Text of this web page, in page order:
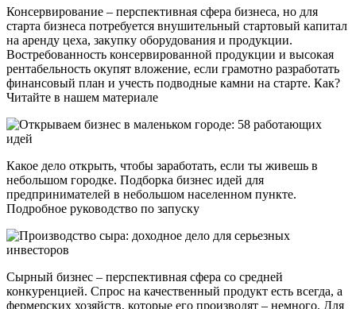
Консервирование – перспективная сфера бизнеса, но для
старта бизнеса потребуется внушительный стартовый капитал
на аренду цеха, закупку оборудования и продукции.
Востребованность консервированной продукции и высокая
рентабельность окупят вложение, если грамотно разработать
финансовый план и учесть подводные камни на старте. Как?
Читайте в нашем материале
Какое дело открыть, чтобы заработать, если ты живешь в
небольшом городке. Подборка бизнес идей для
предпринимателей в небольшом населенном пункте.
Подробное руководство по запуску
Сырный бизнес – перспективная сфера со средней
конкуренцией. Спрос на качественный продукт есть всегда, а
фермерских хозяйств, которые его производят – немного. Для